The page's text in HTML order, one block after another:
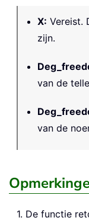
X: Vereist.
zijn.
van de
van de
1. De functie